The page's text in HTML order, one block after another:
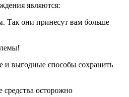
являются:
они принесут вам больше
выгодные способы сохранить
осторожно